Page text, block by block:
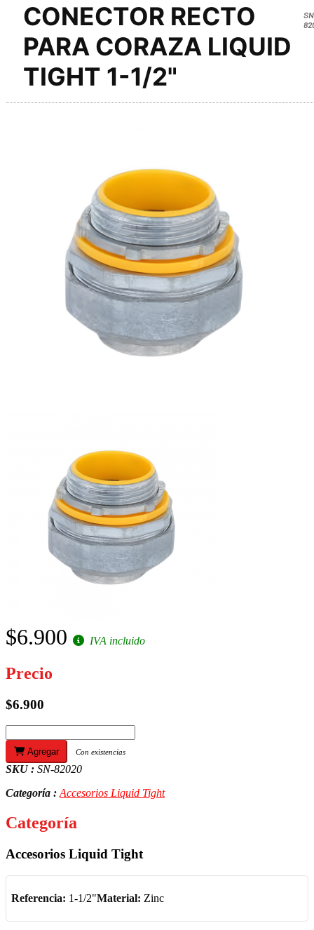
CONECTOR RECTO
PARA CORAZA LIQUID
TIGHT 1-1/2"
$6.900 IVA incluido
Precio
$6.900
Agregar Con existencias
SKU : SN-82020
Categoría :Accesorios Liquid Tight
Categoría
Accesorios Liquid Tight
Referencia: 1-1/2"Material: Zinc